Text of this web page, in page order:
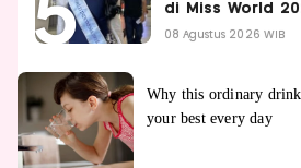
di Miss World
08 Agustus 2026 WIB